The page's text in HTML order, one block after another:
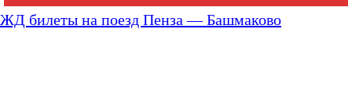
ЖД билеты на поезд Пенза — Башмаково